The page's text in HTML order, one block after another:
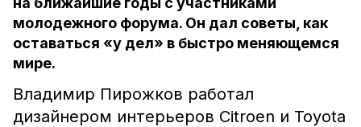
молодежного форума. Он дал советы, как
оставаться «у дел» в быстро меняющемся
мире.
Владимир Пирожков работал
дизайнером интерьеров Citroen и Toyota